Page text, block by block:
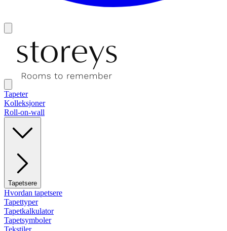
Tapeter
Kolleksjoner
Roll-on-wall
Tapetsere
Hvordan tapetsere
Tapettyper
Tapetkalkulator
Tapetsymboler
Tekstiler